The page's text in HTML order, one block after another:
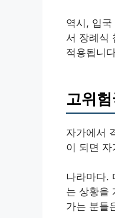
역시, 입
서 장례식
적용됩니
고위
자가에서
이 되면
나라마다.
는 상황을
가는 분들